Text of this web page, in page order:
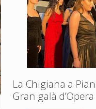
La Chigiana a
Gran galà d’Opera